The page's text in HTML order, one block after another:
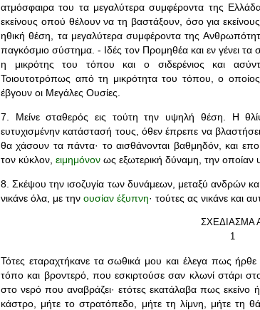
ατμόσφαιρα του τα μεγαλύτερα συμφέροντα της
εκείνους οπού θέλουν να τη βαστάξουν, όσο για
ηθική θέση, τα μεγαλύτερα συμφέροντα της
παγκόσμιο σύστημα. - Ιδές τον Προμηθέα και εν γένει
η μικρότης του τόπου και ο σιδερένιος και
Τοιουτοτρόπως από τη μικρότητα του τόπου, ο οποίος
έβγουν οι Μεγάλες Ουσίες.
7. Μείνε σταθερός εις τούτη την υψηλή θέση. Η
ευτυχισμένην κατάστασή τους, όθεν έπρεπε να
θα χάσουν τα πάντα· το αισθάνονται βαθμηδόν, και
τον κύκλον, ειμημόνον ως εξωτερική δύναμη, την οποίαν
8. Σκέψου την ισοζυγία των δυνάμεων, μεταξύ ανδρών
νικάνε όλα, με την ουσίαν έξυπνη· τούτες ας νικάνε και
ΣΧΕΔΙΑΣΜΑ
1
Τότες εταραχτήκανε τα σωθικά μου και έλεγα πως
τόπο και βροντερό, που εσκιρτούσε σαν κλωνί στάρι
στο νερό που αναβράζει· ετότες εκατάλαβα πως εκείνο
κάστρο, μήτε το στρατόπεδο, μήτε τη λίμνη, μήτε τη